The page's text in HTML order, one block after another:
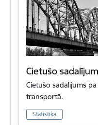
Cietušo
Cietušo sadalījums
transportā.
Statistika